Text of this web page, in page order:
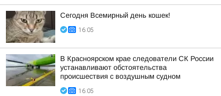
Сегодня Всемирный день кошек!
16:05
В Красноярском крае следователи СК России
устанавливают обстоятельства
происшествия с воздушным судном
16:05